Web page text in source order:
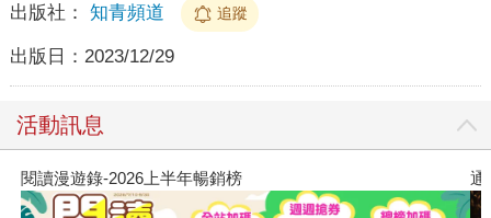
出版社： 知青頻道 追蹤
出版日： 2023/12/29
活動訊息
閱讀漫遊錄-2026上半年暢銷榜 通